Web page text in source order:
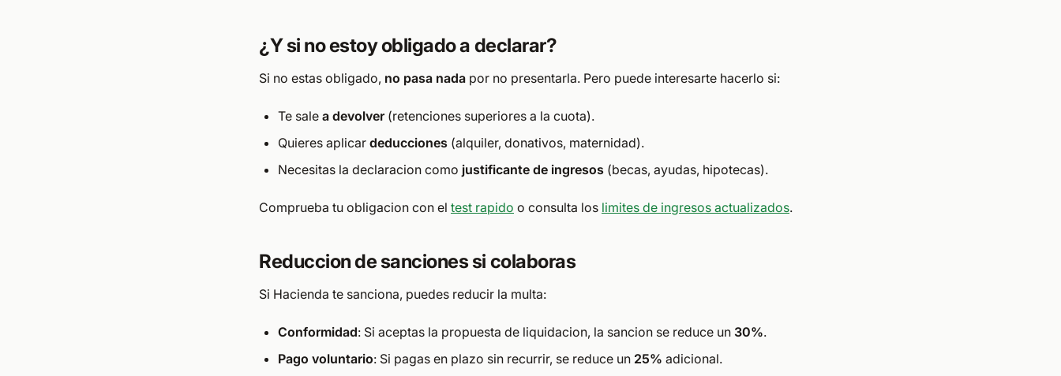
¿Y si no estoy obligado a declarar?
Si no estas obligado, no pasa nada por no presentarla. Pero puede interesarte hacerlo si:
Te sale a devolver (retenciones superiores a la cuota).
Quieres aplicar deducciones (alquiler, donativos, maternidad).
Necesitas la declaracion como justificante de ingresos (becas, ayudas, hipotecas).
Comprueba tu obligacion con el test rapido o consulta los limites de ingresos actualizados.
Reduccion de sanciones si colaboras
Si Hacienda te sanciona, puedes reducir la multa:
Conformidad: Si aceptas la propuesta de liquidacion, la sancion se reduce un 30%.
Pago voluntario: Si pagas en plazo sin recurrir, se reduce un 25% adicional.